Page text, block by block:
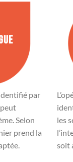
par
Selon
prend la
les
soit